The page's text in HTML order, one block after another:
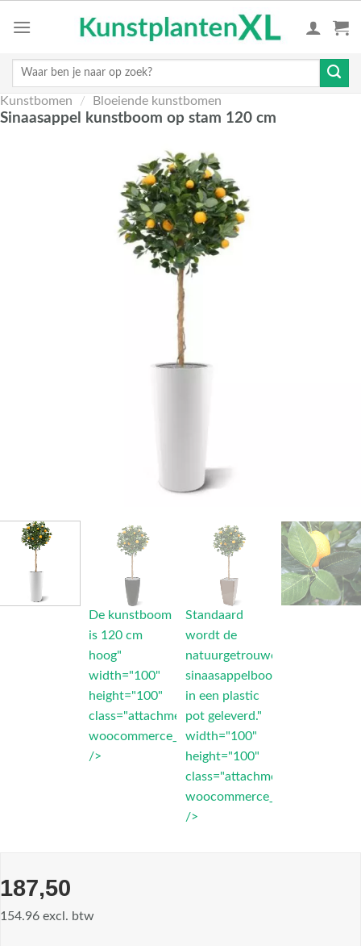
Zoeken
Kunstbomen / Bloeiende kunstbomen
Sinaasappel kunstboom op stam 120 cm
De kunstboom
is 120 cm
hoog"
width="100"
height="100"
class="attachment-
woocommerce_thumbnail"
/>
Standaard
wordt de
natuurgetrouwe
sinaasappelboom
in een plastic
pot geleverd."
width="100"
height="100"
class="attachment-
woocommerce_thumbnail"
/>
187,50
154.96 excl. btw